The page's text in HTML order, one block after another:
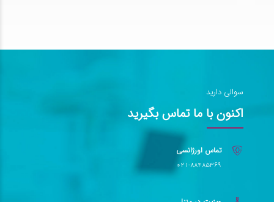
سوالی دارید
اکنون با ما تماس بگیرید
تماس اورژانسی
021-88485369